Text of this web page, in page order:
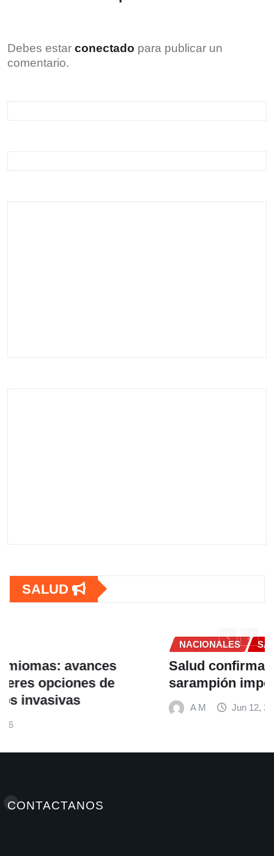
Debes estar conectado para publicar un
comentario.
SALUD
Salud confirma cuarto caso de
sarampión importado en la zona norte
A M Jun 12, 2026
CONTACTANOS